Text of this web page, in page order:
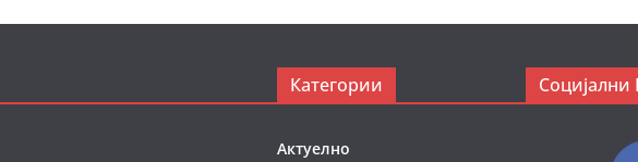
Категории
Актуелно